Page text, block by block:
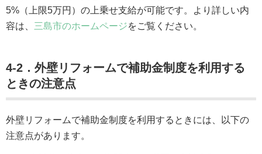
5%（上限5万円）の上乗せ支給が可能です。より詳しい内
容は、 三島市のホームページをご覧ください。
4-2．外壁リフォームで補助金制度を利用する
ときの注意点
外壁リフォームで補助金制度を利用するときには、以下の
注意点があります。